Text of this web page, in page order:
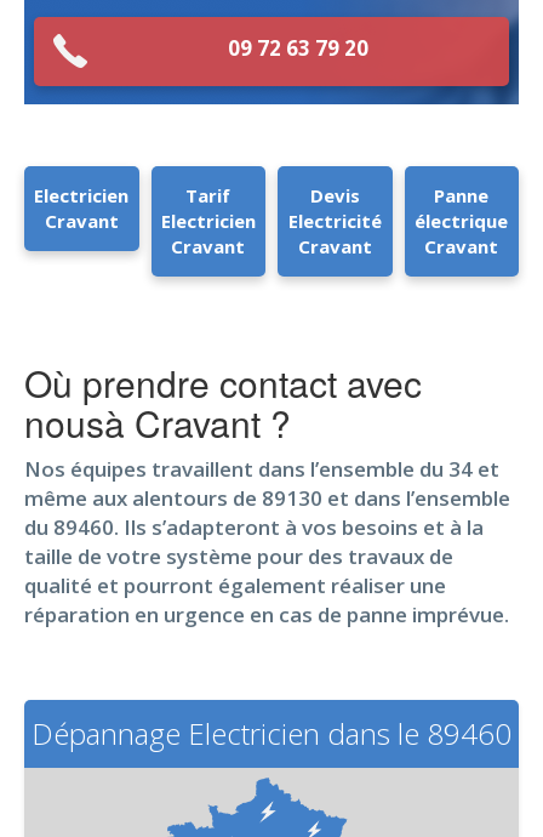
09 72 63 79 20
Electricien
Cravant
Tarif
Electricien
Cravant
Devis
Electricité
Cravant
Panne
électrique
Cravant
Où prendre contact avec
nousà Cravant ?
Nos équipes travaillent dans l’ensemble du 34 et
même aux alentours de 89130 et dans l’ensemble
du 89460. Ils s’adapteront à vos besoins et à la
taille de votre système pour des travaux de
qualité et pourront également réaliser une
réparation en urgence en cas de panne imprévue.
Dépannage Electricien dans le 89460